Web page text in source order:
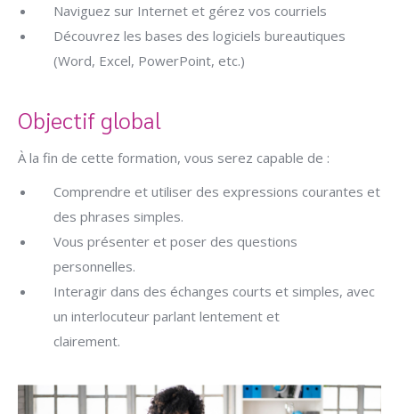
Naviguez sur Internet et gérez vos courriels
Découvrez les bases des logiciels bureautiques
(Word, Excel, PowerPoint, etc.)
Objectif global
À la fin de cette formation, vous serez capable de :
Comprendre et utiliser des expressions courantes et
des phrases simples.
Vous présenter et poser des questions
personnelles.
Interagir dans des échanges courts et simples, avec
un interlocuteur parlant lentement et
clairement.